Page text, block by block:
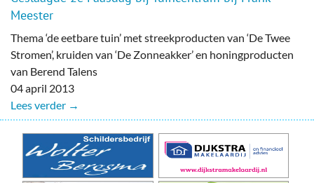
Meester
Thema ‘de eetbare tuin’ met streekproducten van ‘De Twee
Stromen’, kruiden van ‘De Zonneakker’ en honingproducten
van Berend Talens
04 april 2013
Lees verder →